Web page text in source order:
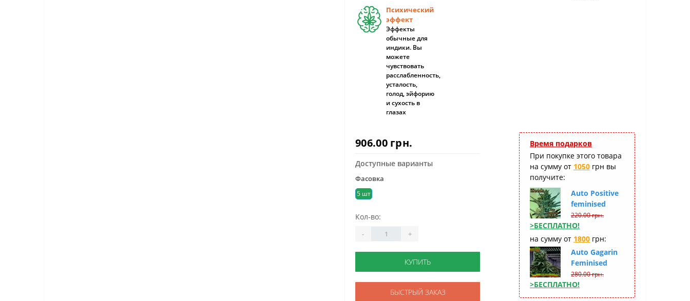
Психический
эффект
Эффекты
обычные для
индики. Вы
можете
чувствовать
расслабленность,
усталость,
голод, эйфорию
и сухость в
глазах
906.00 грн.
Доступные варианты
Фасовка
5 шт
Кол-во:
- +
КУПИТЬ
БЫСТРЫЙ ЗАКАЗ
Время подарков
При покупке этого товара
на сумму от 1050 грн вы
получите:
Auto Positive
feminised
220.00 грн.
>БЕСПЛАТНО!
на сумму от 1800 грн:
Auto Gagarin
Feminised
280.00 грн.
>БЕСПЛАТНО!